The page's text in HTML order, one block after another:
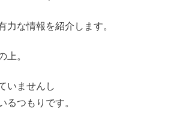
力な情報を紹介します。
上。
いませんし
るつもりです。